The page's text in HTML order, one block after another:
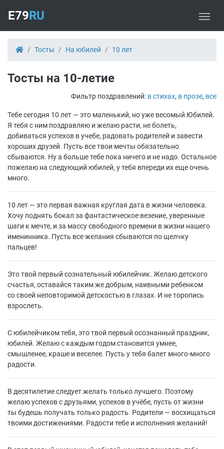
E79RU
Тосты На юбилей 10 лет
Тосты на 10-летие
Фильтр поздравлений: в стихах, в прозе, все
Тебе сегодня 10 лет — это маленький, но уже весомый Юбилей.
Я тебя с ним поздравляю и желаю расти, не болеть,
добиваться успехов в учебе, радовать родителей и завести
хороших друзей. Пусть все твои мечты обязательно
сбываются. Ну а больше тебе пока ничего и не надо. Остальное
пожелаю на следующий юбилей, у тебя впереди их еще очень
много.
10 лет — это первая важная круглая дата в жизни человека.
Хочу поднять бокал за фантастическое везение, уверенные
шаги к мечте, и за массу свободного времени в жизни нашего
именинника. Пусть все желания сбываются по щелчку
пальцев!
Это твой первый сознательный юбилейчик. Желаю детского
счастья, оставайся таким же добрым, наивными ребенком
со своей неповторимой детскостью в глазах. И не торопись
взрослеть.
С юбилейчиком тебя, это твой первый осознанный праздник,
юбилей. Желаю с каждым годом становится умнее,
смышленее, краше и веселее. Пусть у тебя балет много-много
радости.
В десятилетие следует желать только лучшего. Поэтому
желаю успехов с друзьями, успехов в учёбе, пусть от жизни
ты будешь получать только радость. Родители — восхищаться
твоими достижениями. Радости тебе и исполнения желаний!